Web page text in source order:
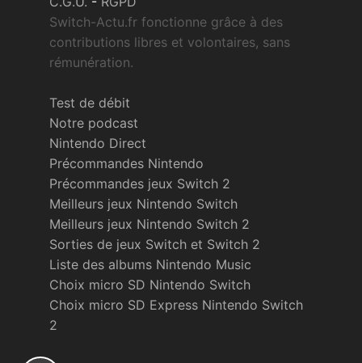
Switch-Actu.fr fonctionne grâce à des
contributions libres et volontaires, sans
rémunération.
Test de débit
Notre podcast
Nintendo Direct
Précommandes Nintendo
Précommandes jeux Switch 2
Meilleurs jeux Nintendo Switch
Meilleurs jeux Nintendo Switch 2
Sorties de jeux Switch et Switch 2
Liste des albums Nintendo Music
Choix micro SD Nintendo Switch
Choix micro SD Express Nintendo Switch
2